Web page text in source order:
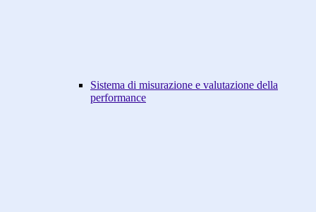
Sistema di misurazione e valutazione della
performance